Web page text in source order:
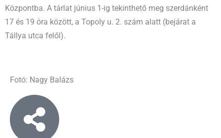
Központba. A tárlat június 1-ig tekinthető meg szerdánként
17 és 19 óra között, a Topoly u. 2. szám alatt (bejárat a
Tállya utca felől).
Fotó: Nagy Balázs